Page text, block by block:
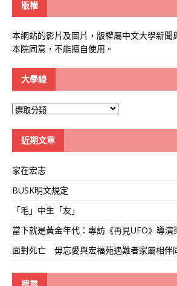
版權
本網站的影片及圖片，版權屬中文大學新聞
本院同意，不能擅自使用。
大學線
大
近期文章
家在宏志
BUSK明文規定
「毛」中生「友」
當下就是黃金年代：專訪《再見UFO》導
面對死亡 毋忘愛與宏福苑遇難者家屬相伴